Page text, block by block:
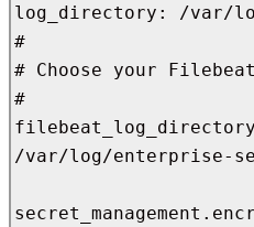
log_directory: /var/
#
# Choose your
#
/var/log/enterprise-